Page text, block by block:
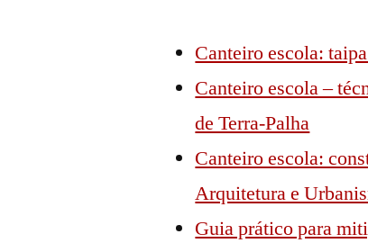
Canteiro escola:
Canteiro escola –
de Terra-Palha
Canteiro escola:
Arquitetura e
Guia prático para